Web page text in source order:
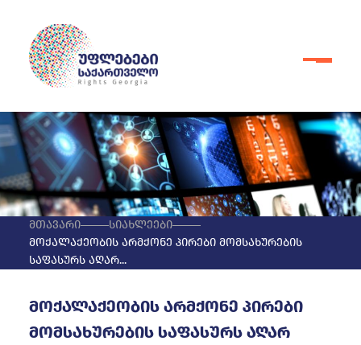
მთავარი
სიახლეები
მოქალაქეობის არმქონე პირები მომსახურების
საფასურს აღარ...
მოქალაქეობის არმქონე პირები
მომსახურების საფასურს აღარ